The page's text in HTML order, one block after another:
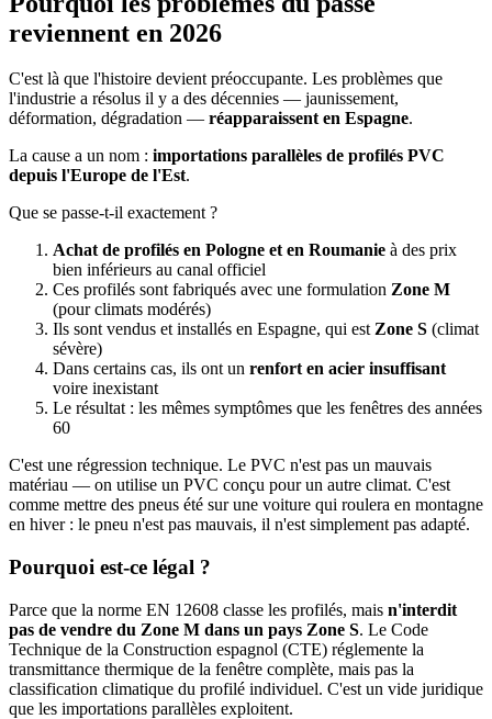
reviennent en 2026
C'est là que l'histoire devient préoccupante. Les problèmes que
l'industrie a résolus il y a des décennies — jaunissement,
déformation, dégradation — réapparaissent en Espagne.
La cause a un nom : importations parallèles de profilés PVC
depuis l'Europe de l'Est.
Que se passe-t-il exactement ?
Achat de profilés en Pologne et en Roumanie à des prix
bien inférieurs au canal officiel
Ces profilés sont fabriqués avec une formulation Zone M
(pour climats modérés)
Ils sont vendus et installés en Espagne, qui estZone S (climat
sévère)
Dans certains cas, ils ont un renfort en acier insuffisant
voire inexistant
Le résultat : les mêmes symptômes que les fenêtres des années
60
C'est une régression technique. Le PVC n'est pas un mauvais
matériau — on utilise un PVC conçu pour un autre climat. C'est
comme mettre des pneus été sur une voiture qui roulera en montagne
en hiver : le pneu n'est pas mauvais, il n'est simplement pas adapté.
Pourquoi est-ce légal ?
Parce que la norme EN 12608 classe les profilés, mais n'interdit
pas de vendre du Zone M dans un pays Zone S. Le Code
Technique de la Construction espagnol (CTE) réglemente la
transmittance thermique de la fenêtre complète, mais pas la
classification climatique du profilé individuel. C'est un vide juridique
que les importations parallèles exploitent.